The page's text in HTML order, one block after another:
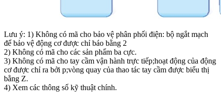
Lưu ý: 1) Không có mã cho bảo vệ phân phối điện: bộ ngắt mạch
để bảo vệ động cơ được chỉ báo bằng 2
2) Không có mã cho các sản phẩm ba cực.
3) Không có mã cho tay cầm vận hành trực tiếp;hoạt động của động
cơ được chỉ ra bởi p;vòng quay của thao tác tay cầm được biểu thị
bằng Z.
4) Xem các thông số kỹ thuật chính.